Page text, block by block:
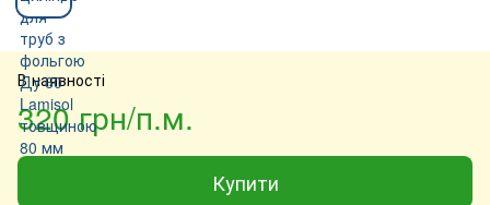
В наявності
320 грн/п.м.
Купити